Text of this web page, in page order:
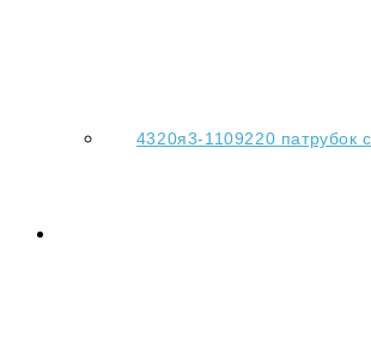
4320я3-1109220 патрубок